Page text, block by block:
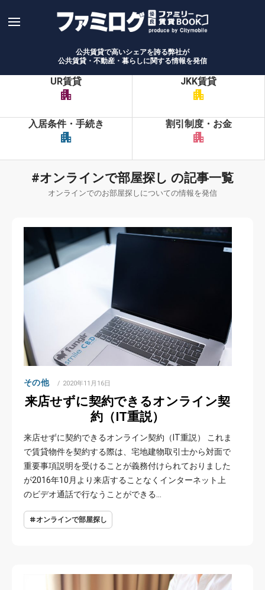
公共賃貸で高いシェアを誇る弊社が
公共賃貸・不動産・暮らしに関する情報を発信
UR賃貸
apartment
JKK賃貸
apartment
入居条件・手続き
apartment
割引制度・お金
apartment
#オンラインで部屋探し の記事一覧
オンラインでのお部屋探しについての情報を発信
その他
POSTED
2020年11月16日
来店せずに契約できるオンライン契
約（IT重説）
来店せずに契約できるオンライン契約（IT重説） これま
で賃貸物件を契約する際は、宅地建物取引⼠から対面で
重要事項説明を受けることが義務付けられておりました
が2016年10月より来店することなくインターネット上
のビデオ通話で⾏なうことができる…
オンラインで部屋探し